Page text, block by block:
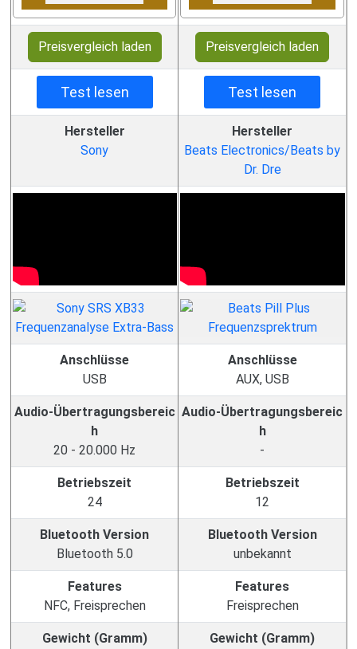
Preisvergleich laden Preisvergleich laden
Test lesen Test lesen
Hersteller
Sony
Hersteller
Beats Electronics/Beats by
Dr. Dre
Anschlüsse
USB
Anschlüsse
AUX, USB
Audio-Übertragungsbereic
h
20 - 20.000 Hz
Audio-Übertragungsbereic
h
-
Betriebszeit
24
Betriebszeit
12
Bluetooth Version
Bluetooth 5.0
Bluetooth Version
unbekannt
Features
NFC, Freisprechen
Features
Freisprechen
Gewicht (Gramm)
Gewicht (Gramm)